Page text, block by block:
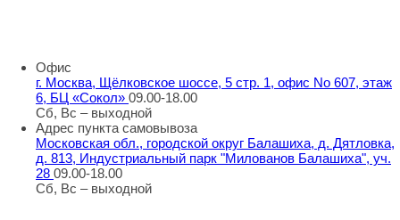
Офис
г. Москва, Щёлковское шоссе, 5 стр. 1, офис No 607, этаж
6, БЦ «Сокол» 09.00-18.00
Сб, Вс – выходной
Адрес пункта самовывоза
Московская обл., городской округ Балашиха, д. Дятловка,
д. 813, Индустриальный парк "Милованов Балашиха", уч.
28 09.00-18.00
Сб, Вс – выходной